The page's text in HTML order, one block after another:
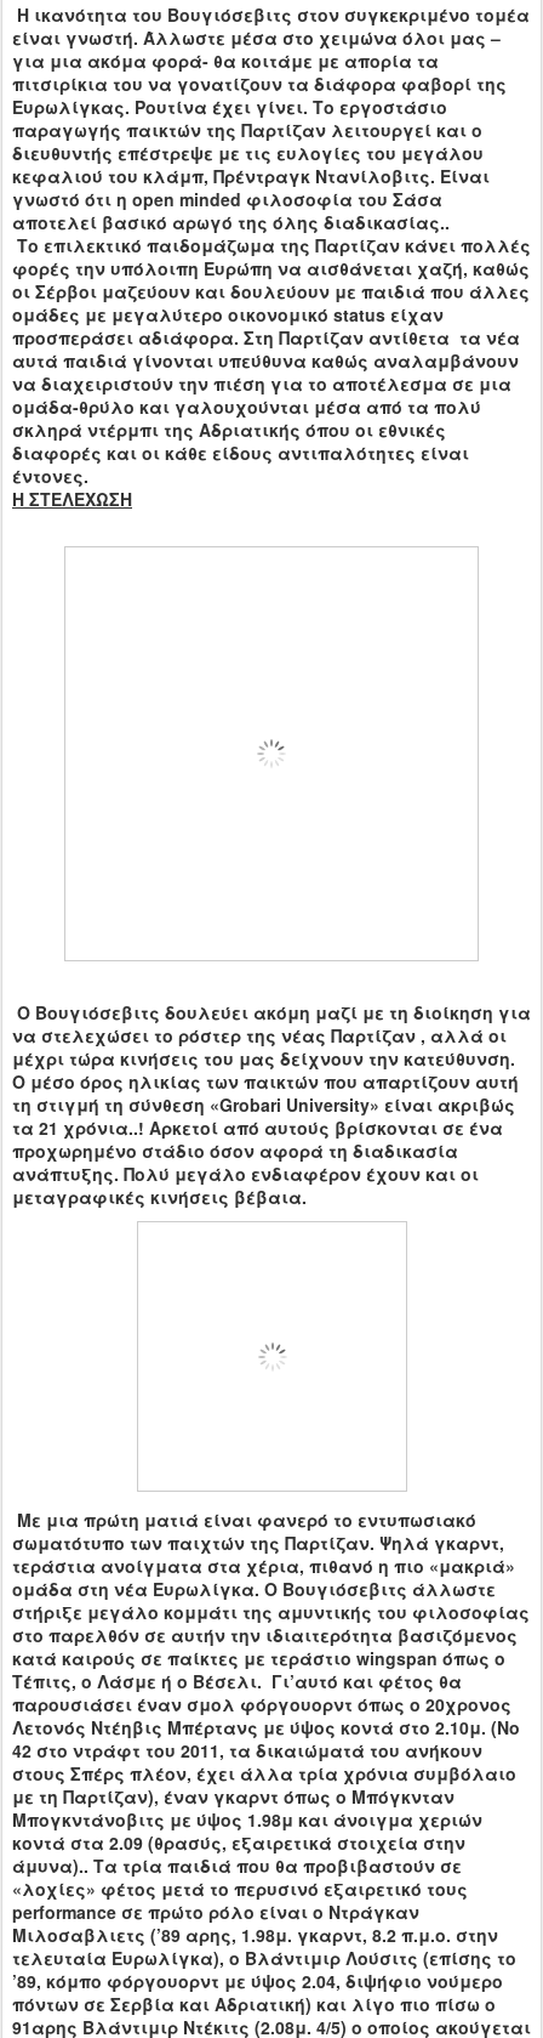
Η ικανότητα του Βουγιόσεβιτς στον συγκεκριμένο τομέα
είναι γνωστή. Άλλωστε μέσα στο χειμώνα όλοι μας –
για μια ακόμα φορά- θα κοιτάμε με απορία τα
πιτσιρίκια του να γονατίζουν τα διάφορα φαβορί της
Ευρωλίγκας. Ρουτίνα έχει γίνει. Το εργοστάσιο
παραγωγής παικτών της Παρτίζαν λειτουργεί και ο
διευθυντής επέστρεψε με τις ευλογίες του μεγάλου
κεφαλιού του κλάμπ, Πρέντραγκ Ντανίλοβιτς. Είναι
γνωστό ότι η open minded φιλοσοφία του Σάσα
αποτελεί βασικό αρωγό της όλης διαδικασίας..
Το επιλεκτικό παιδομάζωμα της Παρτίζαν κάνει πολλές
φορές την υπόλοιπη Ευρώπη να αισθάνεται χαζή, καθώς
οι Σέρβοι μαζεύουν και δουλεύουν με παιδιά που άλλες
ομάδες με μεγαλύτερο οικονομικό status είχαν
προσπεράσει αδιάφορα. Στη Παρτίζαν αντίθετα τα νέα
αυτά παιδιά γίνονται υπεύθυνα καθώς αναλαμβάνουν
να διαχειριστούν την πιέση για το αποτέλεσμα σε μια
ομάδα-θρύλο και γαλουχούνται μέσα από τα πολύ
σκληρά ντέρμπι της Αδριατικής όπου οι εθνικές
διαφορές και οι κάθε είδους αντιπαλότητες είναι
έντονες.
Η ΣΤΕΛΕΧΩΣΗ
Ο Βουγιόσεβιτς δουλεύει ακόμη μαζί με τη διοίκηση για
να στελεχώσει το ρόστερ της νέας Παρτίζαν , αλλά οι
μέχρι τώρα κινήσεις του μας δείχνουν την κατεύθυνση.
Ο μέσο όρος ηλικίας των παικτών που απαρτίζουν αυτή
τη στιγμή τη σύνθεση «Grobari University» είναι ακριβώς
τα 21 χρόνια..! Αρκετοί από αυτούς βρίσκονται σε ένα
προχωρημένο στάδιο όσον αφορά τη διαδικασία
ανάπτυξης. Πολύ μεγάλο ενδιαφέρον έχουν και οι
μεταγραφικές κινήσεις βέβαια.
Με μια πρώτη ματιά είναι φανερό το εντυπωσιακό
σωματότυπο των παιχτών της Παρτίζαν. Ψηλά γκαρντ,
τεράστια ανοίγματα στα χέρια, πιθανό η πιο «μακριά»
ομάδα στη νέα Ευρωλίγκα. Ο Βουγιόσεβιτς άλλωστε
στήριξε μεγάλο κομμάτι της αμυντικής του φιλοσοφίας
στο παρελθόν σε αυτήν την ιδιαιτερότητα βασιζόμενος
κατά καιρούς σε παίκτες με τεράστιο wingspan όπως ο
Τέπιτς, ο Λάσμε ή ο Βέσελι. Γι’αυτό και φέτος θα
παρουσιάσει έναν σμολ φόργουορντ όπως ο 20χρονος
Λετονός Ντέηβις Μπέρτανς με ύψος κοντά στο 2.10μ. (Νο
42 στο ντράφτ του 2011, τα δικαιώματά του ανήκουν
στους Σπέρς πλέον, έχει άλλα τρία χρόνια συμβόλαιο
με τη Παρτίζαν), έναν γκαρντ όπως ο Μπόγκνταν
Μπογκντάνοβιτς με ύψος 1.98μ και άνοιγμα χεριών
κοντά στα 2.09 (θρασύς, εξαιρετικά στοιχεία στην
άμυνα).. Τα τρία παιδιά που θα προβιβαστούν σε
«λοχίες» φέτος μετά το περυσινό εξαιρετικό τους
performance σε πρώτο ρόλο είναι ο Ντράγκαν
Μιλοσαβλιετς (’89 αρης, 1.98μ. γκαρντ, 8.2 π.μ.ο. στην
τελευταία Ευρωλίγκα), ο Βλάντιμιρ Λούσιτς (επίσης το
’89, κόμπο φόργουορντ με ύψος 2.04, διψήφιο νούμερο
πόντων σε Σερβία και Αδριατική) και λίγο πιο πίσω ο
91αρης Βλάντιμιρ Ντέκιτς (2.08μ. 4/5) ο οποίος ακούγεται